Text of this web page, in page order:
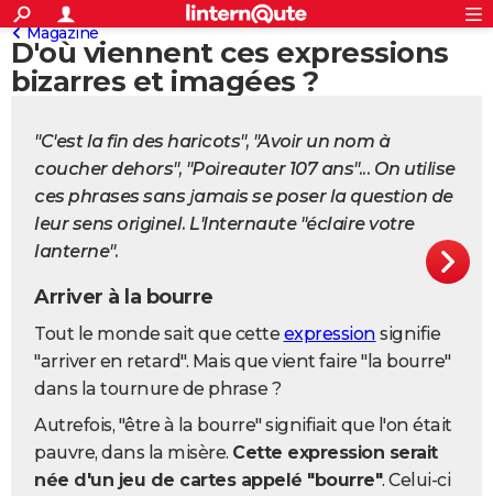
ACTUALITÉS
Politique
Société
Faits Divers
Education
Monde
Villes
+
SPORT
Retraite
Impôts
Epargne
Immobilier
Risques naturels par ville
Banque
Assurance
Crédit
AUTO
Essais
Réserver un essai
Citadines
Berlines
SUV
Forum auto
HIGH-TECH
Mobiles
Meilleur smartphone
Internet
Ordinateurs
Jeux vidéo
Guide high-tech
BRICOLAGE
Forum
Aménagement intérieur
Extérieur
Cuisine
Salle de bains
Jardinage
Rangement
WEEK-END
Guides de France
Escapades
Patrimoine
Expositions
Musées
Week-end nature
LIFESTYLE
Art de vivre
Bien-être
Loisirs
Mode
Modes de vie
SANTE
Alimentation
Guide de la santé
Maladies
Médicaments
Sommeil
VOYAGE
Rechercher
S'inscrire
Connexion
D'où viennent ces expressions
bizarres et imagées ?
Magazine
"C'est la fin des haricots", "Avoir un nom à
coucher dehors", "Poireauter 107 ans"... On utilise
ces phrases sans jamais se poser la question de
leur sens originel. L'Internaute "éclaire votre
lanterne".
Arriver à la bourre
Tout le monde sait que cette expression signifie
"arriver en retard". Mais que vient faire "la bourre"
dans la tournure de phrase ?
Autrefois, "être à la bourre" signifiait que l'on était
pauvre, dans la misère. Cette expression serait
née d'un jeu de cartes appelé "bourre". Celui-ci